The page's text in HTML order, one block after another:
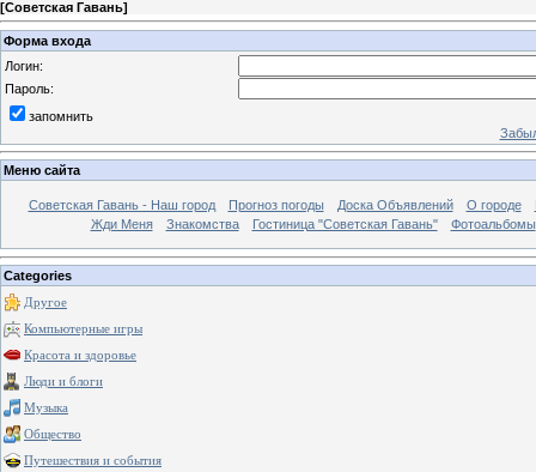
[Советская Гавань]
Форма входа
Логин:
Пароль:
запомнить
Меню сайта
Советская Гавань - Наш город Прогноз погоды Доска Объявлений О городе
Жди Меня
Знакомства Гостиница "Советская Гавань" Фотоальбомы
Categories
Другое
Компьютерные игры
Красота и здоровье
Люди и блоги
Музыка
Общество
Путешествия и события